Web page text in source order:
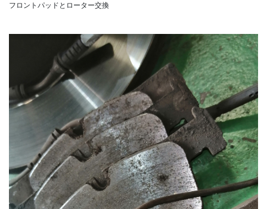
フロントパッドとローター交換